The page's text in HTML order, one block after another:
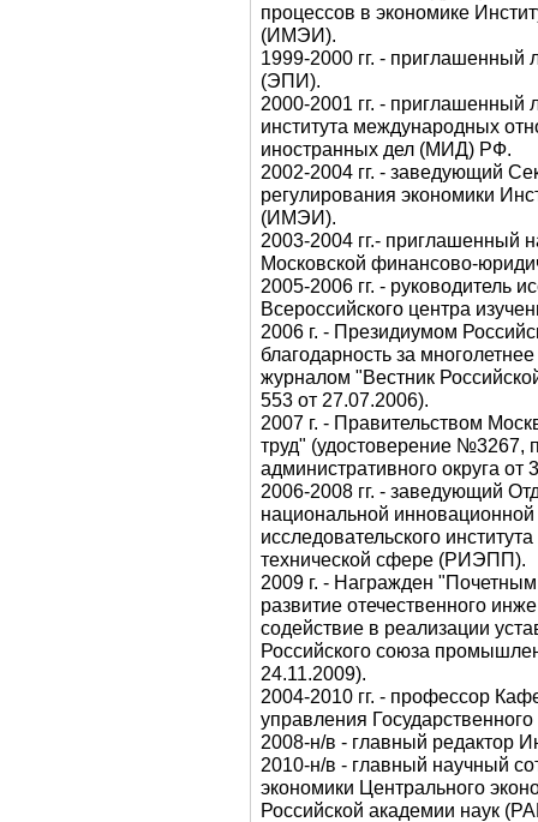
процессов в экономике
(ИМЭИ).
1999-2000 гг. - приглашенный
(ЭПИ).
2000-2001 гг. - приглашенный
института международных
иностранных дел (МИД) РФ.
2002-2004 гг. - заведующий
регулирования экономики
(ИМЭИ).
2003-2004 гг.- приглашенный
Московской финансово-
2005-2006 гг. - руководитель
Всероссийского центра
2006 г. - Президиумом
благодарность за
журналом "Вестник
553 от 27.07.2006).
2007 г. - Правительством
труд" (удостоверение №3267,
административного округа от
2006-2008 гг. - заведующий
национальной
исследовательского
технической сфере (РИЭПП).
2009 г. - Награжден
развитие отечественного
содействие в реализации
Российского союза
24.11.2009).
2004-2010 гг. - профессор
управления
2008-н/в - главный редактор
2010-н/в - главный научный
экономики Центрального
Российской академии наук